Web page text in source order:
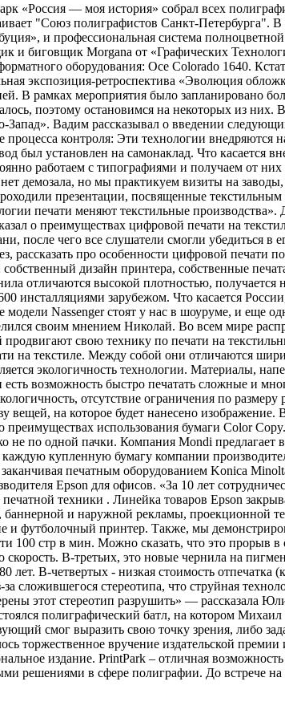
«Россия — моя история» собрал всех
"Союз полиграфистов Санкт-Петербурга".
и профессиональная система
и биговщик Morgana от «Графических
оборудования: Oce Colorado 1640.
экспозиция-ретроспектива «Эволюция
В рамках мероприятия было запланировано
поэтому остановимся на некоторых из
Вадим рассказывал о введении
контроля: Эти технологии внедряются
был установлен на самонаклад. Что
работаем с типографиями и получаем от
демозала, но мы практикуем визиты на
презентации, посвященные
печати меняют текстильные
о преимуществах цифровой печати на
после чего все слушатели смогли убедиться
рассказать про особенности цифровой
дизайн принтера, собственные
отличаются высокой плотностью,
инсталляциями зарубежом. Что касается
модели Nassenger стоят у нас в шоуруме, и еще
своим мнением Николай. Во всем мире
продвигают свою технику по печати на
на текстиле. Между собой они отличаются
экологичность технологии. Материалы,
возможность быстро печатать сложные и
отсутствие ограничения по
вещей, на которое будет нанесено
преимуществах использования бумаги Color
не по одной пачки. Компания Mondi
купленную бумагу компании
печатным оборудованием Konica
Epson для офисов. «За 10 лет
техники . Линейка товаров Epson
и наружной рекламы, проекционной
и футболочный принтер. Также, мы
100 стр в мин. Можно сказать, что это прорыв
скорость. В-третьих, это новые чернила на
лет. В-четвертых - низкая стоимость
сложившегося стереотипа, что струйная
этот стереотип разрушить» — рассказала
полиграфический батл, на котором
смог выразить свою точку зрения, либо
торжественное вручение издательской
издание. PrintPark – отличная
решениями в сфере полиграфии. До встрече на